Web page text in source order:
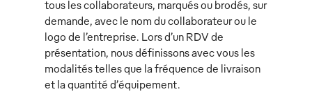
tous les collaborateurs, marqués ou brodés, sur
demande, avec le nom du collaborateur ou le
logo de l’entreprise. Lors d’un RDV de
présentation, nous définissons avec vous les
modalités telles que la fréquence de livraison
et la quantité d’équipement.